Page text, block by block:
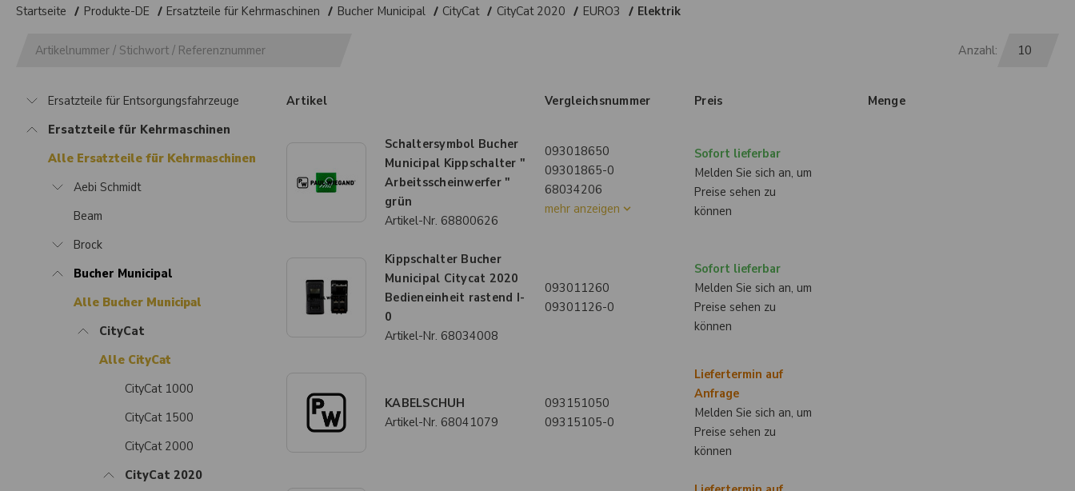
Startseite Produkte-DE Ersatzteile für Kehrmaschinen Bucher Municipal CityCat CityCat 2020 EURO3 Elektrik
Anzahl:
Ersatzteile für Entsorgungsfahrzeuge
Ersatzteile für Kehrmaschinen
Alle Ersatzteile für Kehrmaschinen
Aebi Schmidt
Beam
Brock
Bucher Municipal
Alle Bucher Municipal
CityCat
Alle CityCat
CityCat 1000
CityCat 1500
CityCat 2000
CityCat 2020
Artikel Vergleichsnummer Preis Menge
Schaltersymbol Bucher
Municipal Kippschalter "
Arbeitsscheinwerfer "
grün
Artikel-Nr. 68800626
093018650
09301865-0
68034206
mehr anzeigen
Sofort lieferbar
Melden Sie sich an, um
Preise sehen zu
können
Kippschalter Bucher
Municipal Citycat 2020
Bedieneinheit rastend I-
0
Artikel-Nr. 68034008
093011260
09301126-0
Sofort lieferbar
Melden Sie sich an, um
Preise sehen zu
können
KABELSCHUH
Artikel-Nr. 68041079
093151050
09315105-0
Liefertermin auf
Anfrage
Melden Sie sich an, um
Preise sehen zu
können